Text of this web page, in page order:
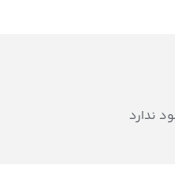
ندارد